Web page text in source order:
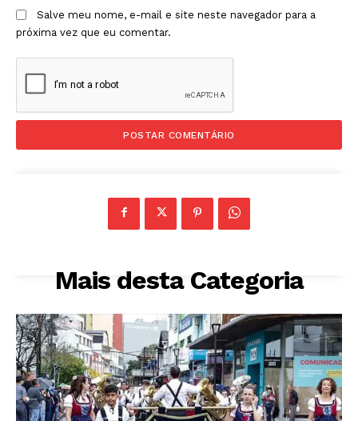
Salve meu nome, e-mail e site neste navegador para a
próxima vez que eu comentar.
Mais desta Categoria